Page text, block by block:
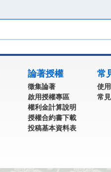
論著授權
徵集論著
啟用授權專區
權利金計算說明
授權合約書下載
投稿基本資料表
常
使
常